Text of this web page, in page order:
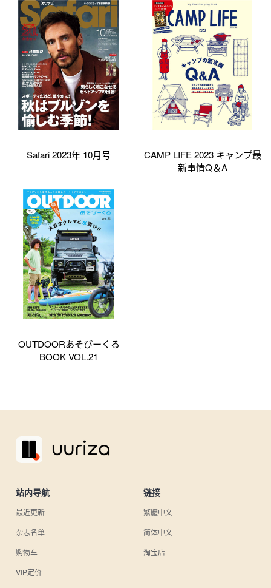
Safari 2023年 10月号
CAMP LIFE 2023 キャンプ最
新事情Q＆A
OUTDOORあそびーくる
BOOK VOL.21
站内导航
最近更新
杂志名单
购物车
VIP定价
链接
繁體中文
简体中文
淘宝店